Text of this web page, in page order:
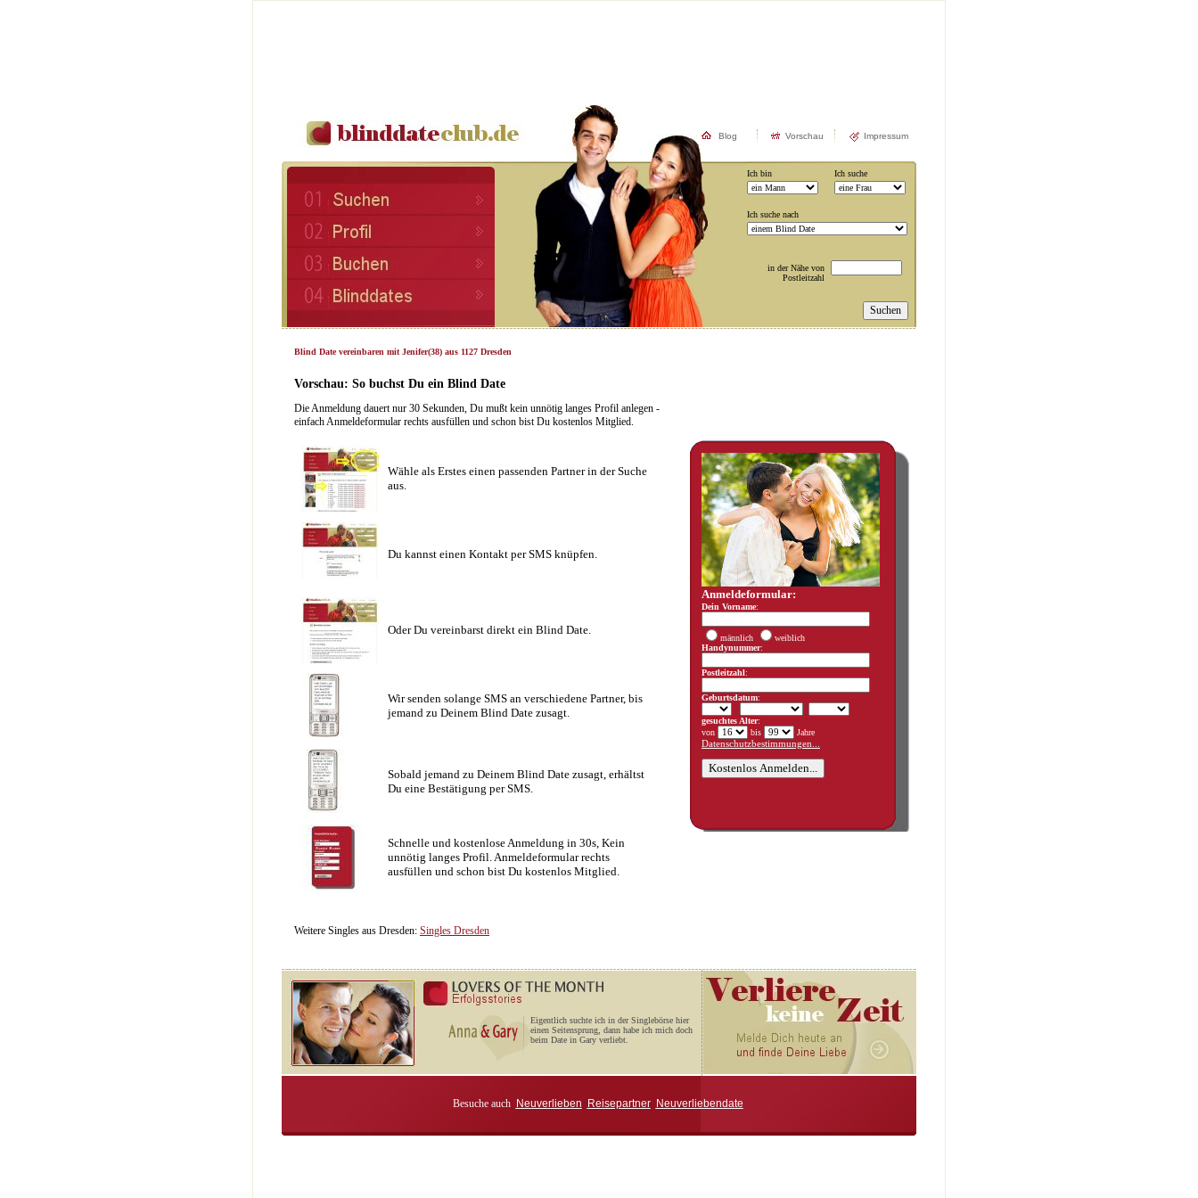
Blog Vorschau Impressum
Ich bin Ich suche
Ich suche nach
in der Nähe von
Postleitzahl
Blind Date vereinbaren mit Jenifer(38) aus 1127 Dresden
Vorschau: So buchst Du ein Blind Date
Die Anmeldung dauert nur 30 Sekunden, Du mußt kein unnötig langes Profil anlegen -
einfach Anmeldeformular rechts ausfüllen und schon bist Du kostenlos Mitglied.
Wähle als Erstes einen passenden Partner in der Suche
aus.
Du kannst einen Kontakt per SMS knüpfen.
Oder Du vereinbarst direkt ein Blind Date.
Wir senden solange SMS an verschiedene Partner, bis
jemand zu Deinem Blind Date zusagt.
Sobald jemand zu Deinem Blind Date zusagt, erhältst
Du eine Bestätigung per SMS.
Schnelle und kostenlose Anmeldung in 30s, Kein
unnötig langes Profil. Anmeldeformular rechts
ausfüllen und schon bist Du kostenlos Mitglied.
Anmeldeformular:
Dein Vorname:
männlich
weiblich
Handynummer:
Postleitzahl:
Geburtsdatum:
gesuchtes Alter:
von
bis
Jahre
Datenschutzbestimmungen...
Weitere Singles aus Dresden: Singles Dresden
Eigentlich suchte ich in der Singlebörse hier
einen Seitensprung, dann habe ich mich doch
beim Date in Gary verliebt.
Besuche auch Neuverlieben Reisepartner Neuverliebendate